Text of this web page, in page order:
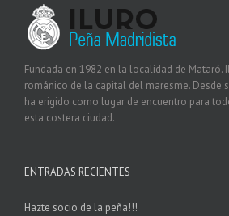
Fundada en 1982 en la localidad de Mataró.
románico de la capital del maresme. Desde
ha erigido como lugar de encuentro para
esta costera ciudad.
ENTRADAS RECIENTES
Hazte socio de la peña!!!